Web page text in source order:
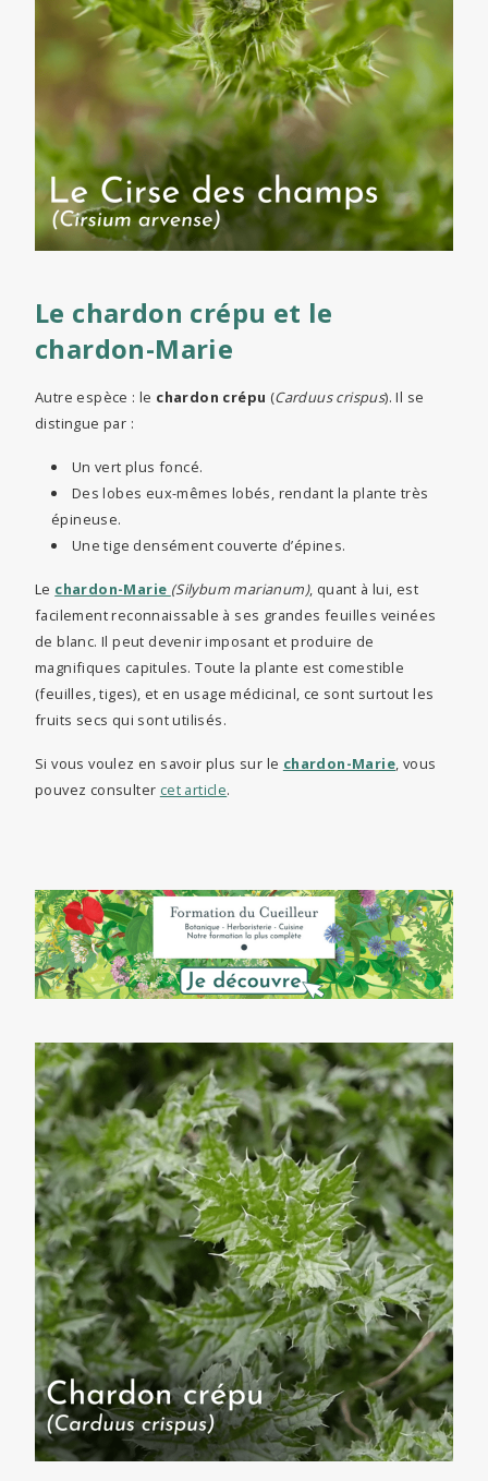
Le chardon crépu et le
chardon-Marie
Autre espèce : le chardon crépu (Carduus crispus). Il se
distingue par :
Un vert plus foncé.
Des lobes eux-mêmes lobés, rendant la plante très
épineuse.
Une tige densément couverte d’épines.
Le chardon-Marie (Silybum marianum), quant à lui, est
facilement reconnaissable à ses grandes feuilles veinées
de blanc. Il peut devenir imposant et produire de
magnifiques capitules. Toute la plante est comestible
(feuilles, tiges), et en usage médicinal, ce sont surtout les
fruits secs qui sont utilisés.
Si vous voulez en savoir plus sur le chardon-Marie, vous
pouvez consulter cet article.